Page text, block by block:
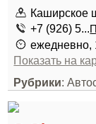
Каширское
+7 (926) 5...
ежедневно,
Показать на
Рубрики: